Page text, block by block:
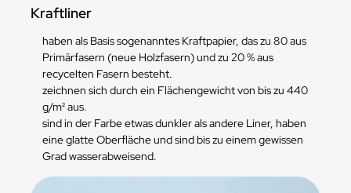
Kraftliner
haben als Basis sogenanntes Kraftpapier, das zu 80 aus
Primärfasern (neue Holzfasern) und zu 20 % aus
recycelten Fasern besteht.
zeichnen sich durch ein Flächengewicht von bis zu 440
g/m² aus.
sind in der Farbe etwas dunkler als andere Liner, haben
eine glatte Oberfläche und sind bis zu einem gewissen
Grad wasserabweisend.